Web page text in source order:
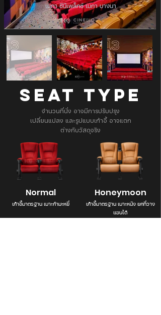
เมกา ซีนีเพล็กซ์ เมกา บางนา
SEAT TYPE
จำนวนที่นั่ง อาจมีการปรับปรุง
เปลี่ยนแปลง และรูปแบบเก้าอี้ อาจแตก
ต่างกับวัสดุจริง
Normal
เก้าอี้มาตรฐาน เบาะกำมะหยี่
Honeymoon
เก้าอี้มาตรฐาน เบาะหนัง ยกที่วาง
แขนได้